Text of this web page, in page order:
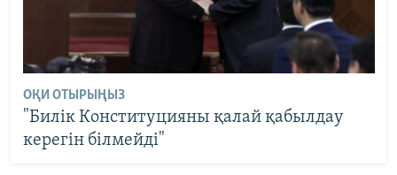
ОҚИ ОТЫРЫҢЫЗ
"Билік Конституцияны қалай қабылдау
керегін білмейді"